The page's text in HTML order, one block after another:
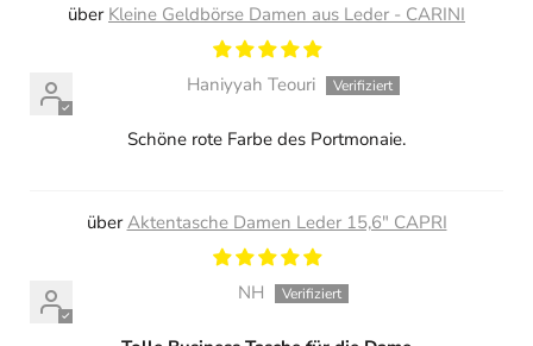
Kleine Geldbörse Damen aus Leder - CARINI
Haniyyah Teouri
Schöne rote Farbe des Portmonaie.
Aktentasche Damen Leder 15,6" CAPRI
NH